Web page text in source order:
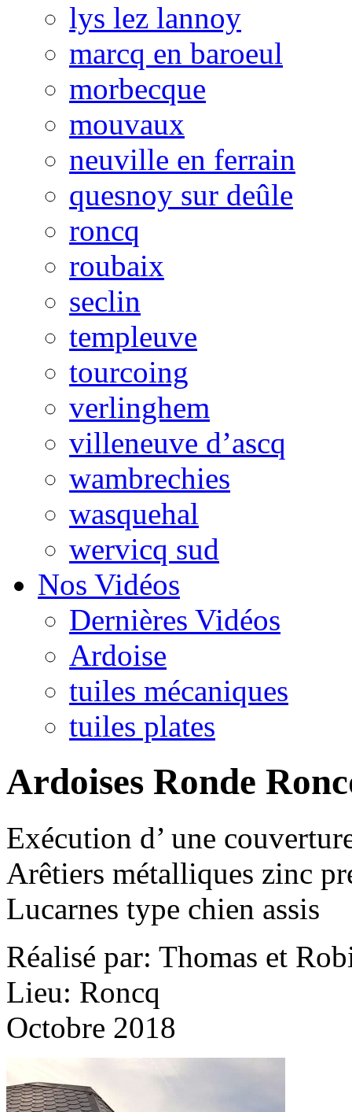
lys lez lannoy
marcq en baroeul
morbecque
mouvaux
neuville en ferrain
quesnoy sur deûle
roncq
roubaix
seclin
templeuve
tourcoing
verlinghem
villeneuve d’ascq
wambrechies
wasquehal
wervicq sud
Nos Vidéos
Dernières Vidéos
Ardoise
tuiles mécaniques
tuiles plates
Ardoises Ronde
Exécution d’ une
Arêtiers métalliques zinc
Lucarnes type chien assis
Réalisé par: Thomas et
Lieu: Roncq
Octobre 2018